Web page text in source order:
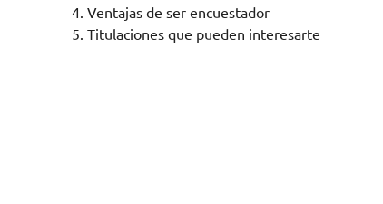
4. Ventajas de ser encuestador
5. Titulaciones que pueden interesarte